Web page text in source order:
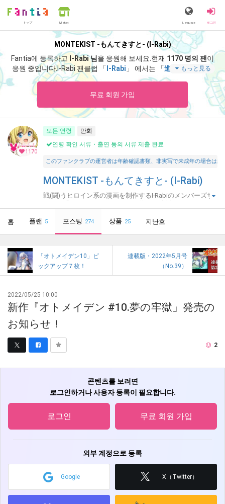
トップ Market Language 로그인
MONTEKIST -もんてきすと- (I-Rabi)
Fantia에 등록하고
I-Rabi 님을 응원해 보세요. 현재 1170 명의 팬 이
응원 중입니다.I-Rabi 팬클럽 「 I-Rabi 」 에서는 「進捗・場面カッ
ト VOL.90」 등 스페셜 콘텐츠를 즐기실 수 있습니다.
もっと見る
무료 회원 가입
1170
모든 연령
만화
연령 확인 서류・출연 동의 서류 제출 완료
このファンクラブの運営者は年齢確認書類、非実写で未成年の場合は
MONTEKIST -もんてきすと- (I-Rabi)
戦(闘)うヒロイン系の漫画を制作するI-Rabiのメンバーズサ
홈 플랜 5 포스팅 274 상품 25 지난호
「オトメイデン10」ピ
ックアップ７枚！
連載版・2022年5月号
（No.39）
2022/05/25 10:00
新作『オトメイデン #10.夢の牢獄」発売の
お知らせ！
2
콘텐츠를 보려면
로그인하거나 사용자 등록이 필요합니다.
로그인 무료 회원 가입
외부 계정으로 등록
Google X（Twitter）